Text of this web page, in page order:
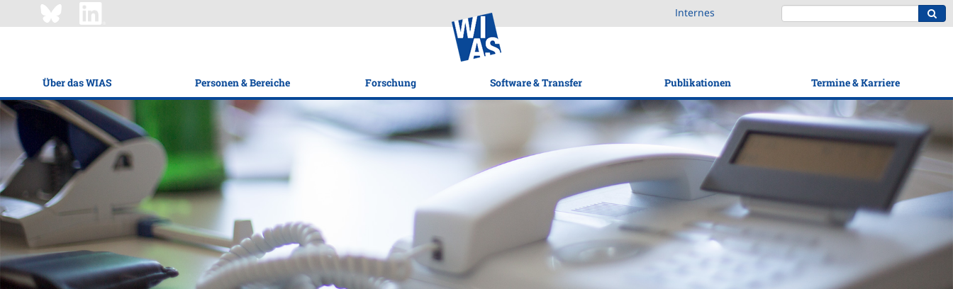
Internes
Über das WIAS Personen & Bereiche Forschung Software & Transfer Publikationen Termine & Karriere